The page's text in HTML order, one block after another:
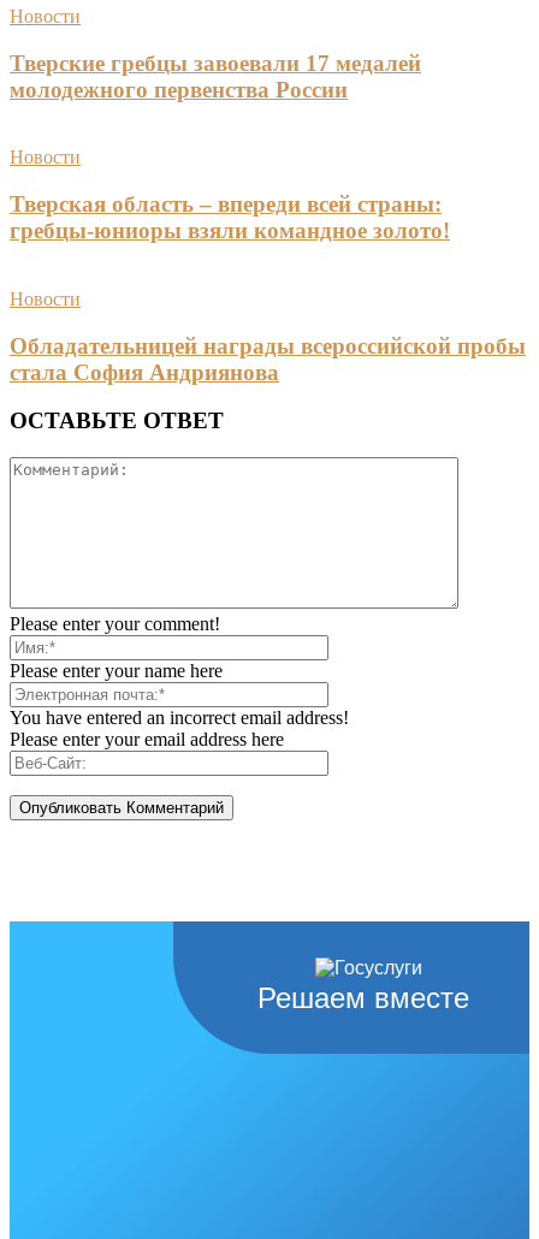
Новости
Тверские гребцы завоевали 17 медалей
молодежного первенства России
Новости
Тверская область – впереди всей страны:
гребцы-юниоры взяли командное золото!
Новости
Обладательницей награды всероссийской пробы
стала София Андриянова
ОСТАВЬТЕ ОТВЕТ
Please enter your comment!
Please enter your name here
You have entered an incorrect email address!
Please enter your email address here
Решаем вместе